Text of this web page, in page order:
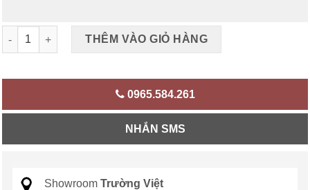
Quạt làm mát ChiGo FSM-12JN số lượng
THÊM VÀO GIỎ HÀNG
0965.584.261
NHẮN SMS
Showroom Trường Việt